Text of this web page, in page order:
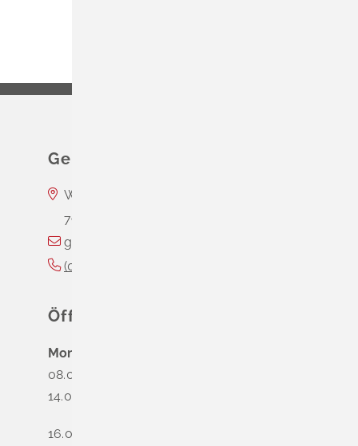
Gemeinde Schliengen
Wasserschloss Entenstein
79418
gemeinde@schliengen.de
(0
Öffnungszeiten
Montag
08.00 - 12.00 Uhr
14.00 - 16.00 Uhr
16.00 - 18.00 Uhr